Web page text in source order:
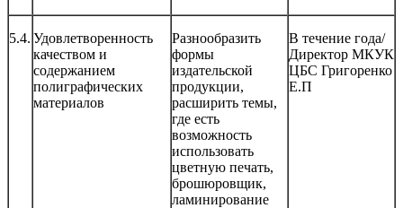
5.4. Удовлетворенность
качеством и
содержанием
полиграфических
материалов
Разнообразить
формы
издательской
продукции,
расширить темы,
где есть
возможность
использовать
цветную печать,
брошюровщик,
ламинирование
В течение года/
Директор МКУК
ЦБС Григоренко
Е.П